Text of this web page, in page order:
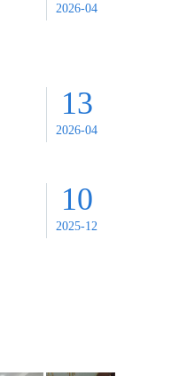
2026-04
13
2026-04
10
2025-12